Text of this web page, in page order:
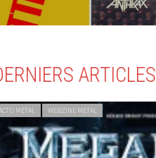
ARTICLES
METAL WEBZINE METAL